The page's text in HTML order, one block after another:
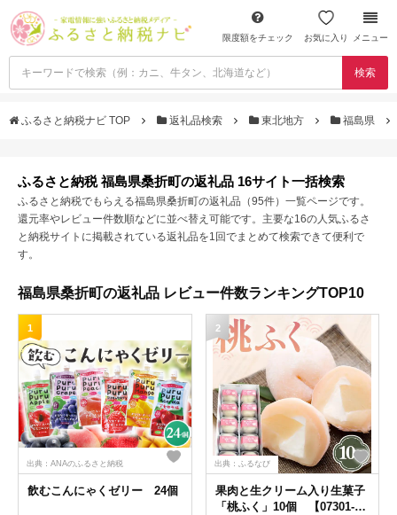
限度額をチェック お気に入り メニュー
検索
ふるさと納税ナビ TOP 返礼品検索 東北地方 福島県
ふるさと納税 福島県桑折町の返礼品 16サイト一括検索
ふるさと納税でもらえる福島県桑折町の返礼品（95件）一覧ページです。
還元率やレビュー件数順などに並べ替え可能です。主要な16の人気ふるさ
と納税サイトに掲載されている返礼品を1回でまとめて検索できて便利で
す。
福島県桑折町の返礼品 レビュー件数ランキングTOP10
1
出典：ANAのふるさと納税
飲むこんにゃくゼリー 24個
2
出典：ふるなび
果肉と生クリーム入り生菓子
「桃ふく」10個 【07301-